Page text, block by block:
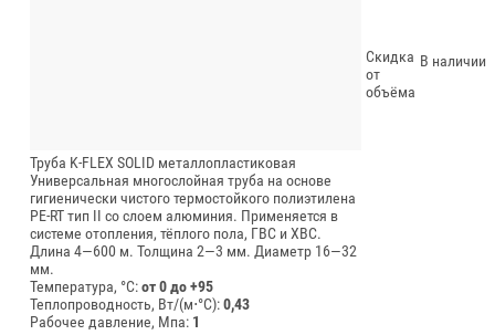
Труба K-FLEX SOLID металлопластиковая
Универсальная многослойная труба на основе
гигиенически чистого термостойкого полиэтилена
PE-RT тип II со слоем алюминия. Применяется в
системе отопления, тёплого пола, ГВС и ХВС.
Длина 4—600 м. Толщина 2—3 мм. Диаметр 16—32
мм.
Температура, °C:от 0 до +95
Теплопроводность, Вт/(м⋅°С):0,43
Рабочее давление, Мпа: 1
Скидка
от
объёма
В наличии